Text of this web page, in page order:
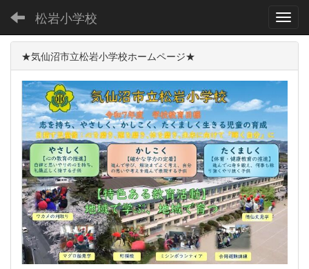
松岩小学校
★気仙沼市立松岩小学校ホームページ★